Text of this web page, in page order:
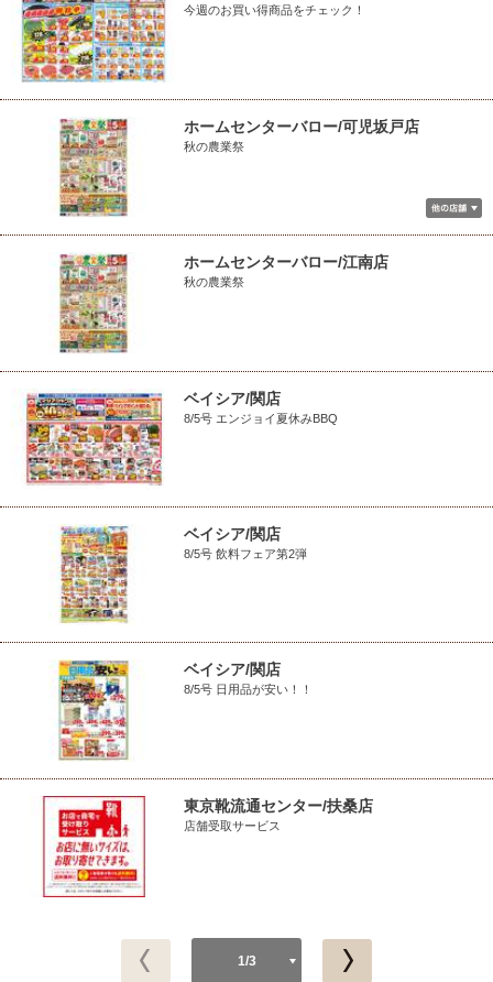
今週のお買い得商品をチェック！
ホームセンターバロー/可児坂戸店
秋の農業祭
ホームセンターバロー/江南店
秋の農業祭
ベイシア/関店
8/5号 エンジョイ夏休みBBQ
ベイシア/関店
8/5号 飲料フェア第2弾
ベイシア/関店
8/5号 日用品が安い！！
東京靴流通センター/扶桑店
店舗受取サービス
1/3